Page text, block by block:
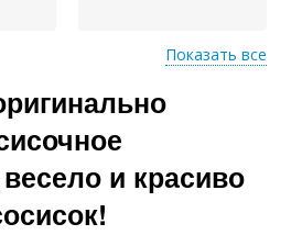
Закуска с сосиской
Гарнир из сосисок
Показать все
и красиво